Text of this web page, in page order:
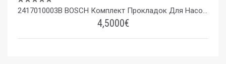
2417010003B BOSCH Комплект Прокладок Для Насоса (8 Цилиндров PE8P Pumps)
4,5000€